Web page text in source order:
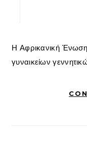
Η Αφρικανική Ένωση απαγορεύει τον ακρωτηριασμό των
γυναικείων